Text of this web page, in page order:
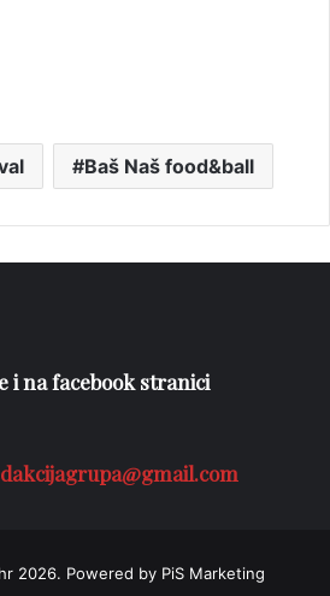
Baš Naš food&ball
i na facebook stranici
2026. Powered by PiS Marketing